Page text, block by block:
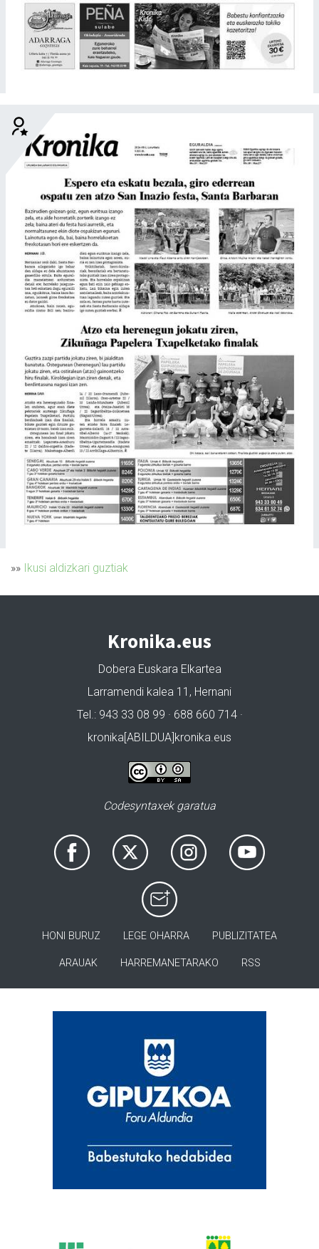
»» Ikusi aldizkari guztiak
Kronika.eus
Dobera Euskara Elkartea
Larramendi kalea 11, Hernani
Tel.: 943 33 08 99 · 688 660 714 ·
kronika[ABILDUA]kronika.eus
Codesyntaxek garatua
HONI BURUZ LEGE OHARRA PUBLIZITATEA
ARAUAK HARREMANETARAKO RSS